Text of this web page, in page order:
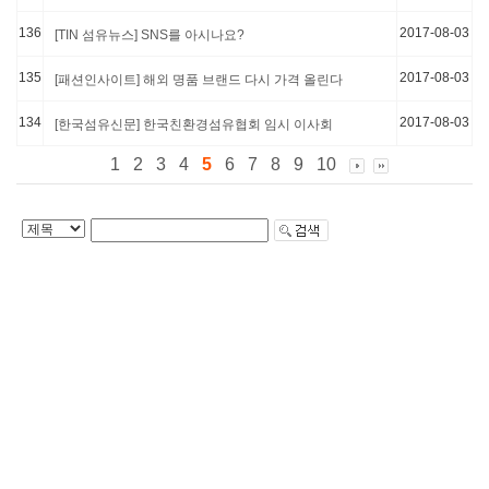
136 [TIN 섬유뉴스] SNS를 아시나요? 2017-08-03
135 [패션인사이트] 해외 명품 브랜드 다시 가격 올린다 2017-08-03
134 [한국섬유신문] 한국친환경섬유협회 임시 이사회 2017-08-03
1 2 3 4 5 6 7 8 9 10